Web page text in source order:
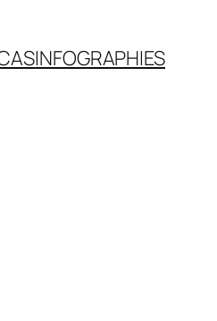
INFOGRAPHIES